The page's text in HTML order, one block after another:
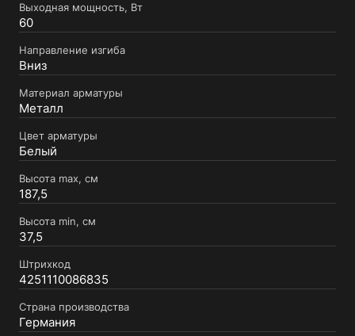
Выходная мощность, Вт
60
Направление изгиба
Вниз
Материал арматуры
Металл
Цвет арматуры
Белый
Высота max, см
187,5
Высота min, см
37,5
Штрихкод
4251110086835
Страна производства
Германия